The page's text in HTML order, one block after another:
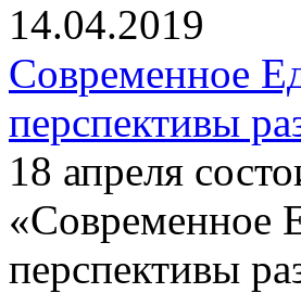
14.04.2019
Современное
перспективы
18 апреля
«Современное
перспективы